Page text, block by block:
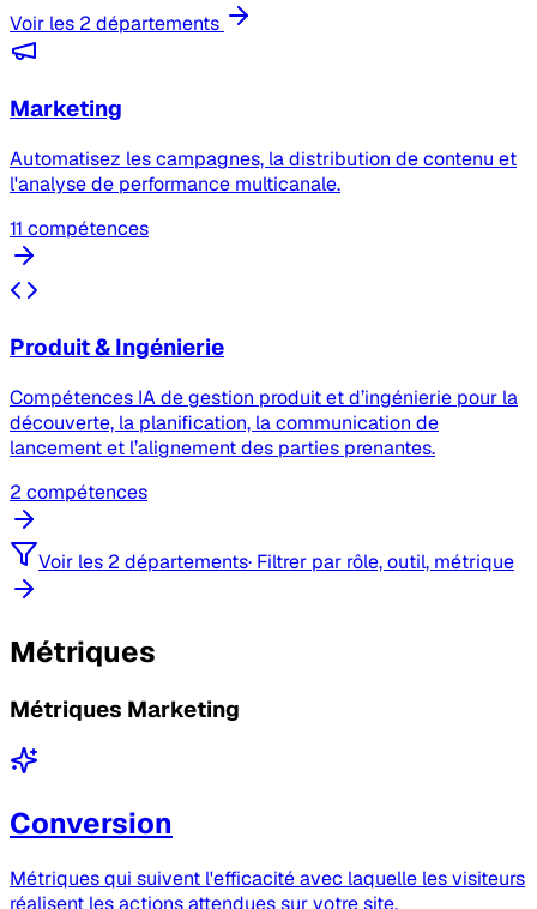
Voir les 2 départements
Marketing
Automatisez les campagnes, la distribution de contenu et
l'analyse de performance multicanale.
11 compétences
Produit & Ingénierie
Compétences IA de gestion produit et d’ingénierie pour la
découverte, la planification, la communication de
lancement et l’alignement des parties prenantes.
2 compétences
Voir les 2 départements· Filtrer par rôle, outil, métrique
Métriques
Métriques Marketing
Conversion
Métriques qui suivent l'efficacité avec laquelle les visiteurs
réalisent les actions attendues sur votre site.